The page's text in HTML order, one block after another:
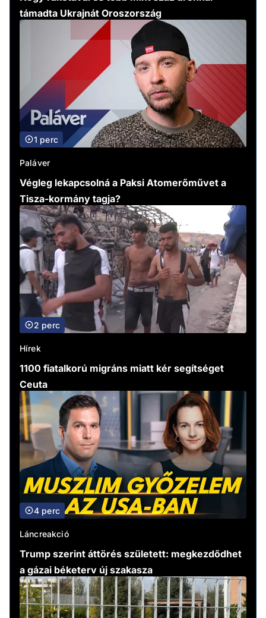
támadta Ukrajnát Oroszország
1 perc
Paláver
Végleg lekapcsolná a Paksi Atomerőművet a
Tisza-kormány tagja?
2 perc
Hírek
1100 fiatalkorú migráns miatt kér segítséget
Ceuta
4 perc
Láncreakció
Trump szerint áttörés született: megkezdődhet
a gázai béketerv új szakasza